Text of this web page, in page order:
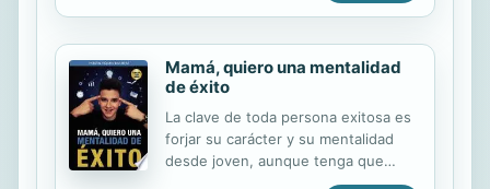
Mamá, quiero una mentalidad
de éxito
La clave de toda persona exitosa es
forjar su carácter y su mentalidad
desde joven, aunque tenga que
enfrentarse a esa creencia tan